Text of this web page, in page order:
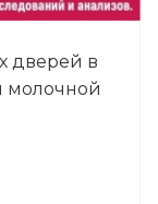
дверей в
молочной